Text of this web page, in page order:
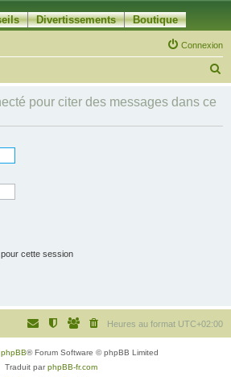
Divertissements Boutique
Connexion
h
pour citer des messages dans ce
cette session
Heures au format UTC+02:00
phpBB® Forum Software © phpBB Limited
Traduit parphpBB-fr.com